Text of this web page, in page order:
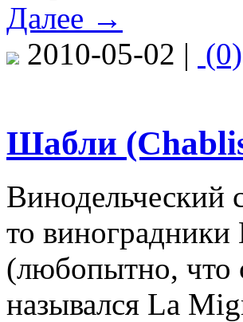
Далее →
2010-05-02 | (0)
Шабли
Винодельческий
то
(любопытно, что
назывался La